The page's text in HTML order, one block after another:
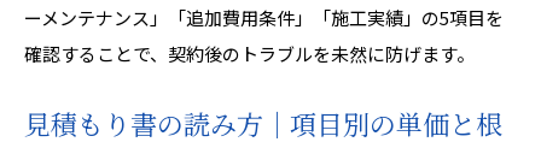
ーメンテナンス」「追加費用条件」「施工実績」の5項目を
確認することで、契約後のトラブルを未然に防げます。
見積もり書の読み方｜項目別の単価と根